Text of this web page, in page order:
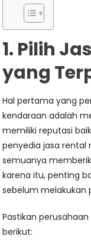
1. Pilih
yang
Hal pertama yang
kendaraan adalah
memiliki reputasi
penyedia jasa rental
semuanya
karena itu, penting
sebelum melakukan
Pastikan
berikut: